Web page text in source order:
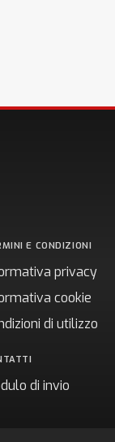
E CONDIZIONI
privacy
cookie
di utilizzo
di invio